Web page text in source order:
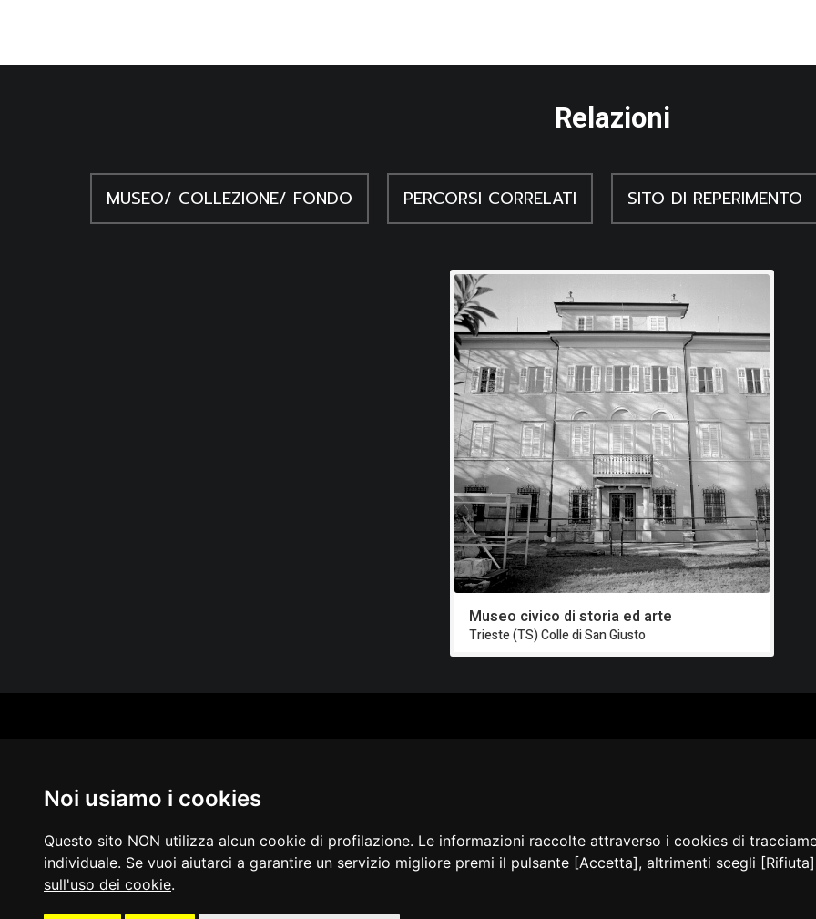
Noi usiamo i cookies
Questo sito NON utilizza alcun cookie di profilazione. Le informazioni raccolte attraverso i cookies di
individuale. Se vuoi aiutarci a garantire un servizio migliore premi il pulsante [Accetta], altrimenti scegli
sull'uso dei cookie.
Relazioni
MUSEO/ COLLEZIONE/ FONDO PERCORSI CORRELATI SITO DI REPERIMENTO
Museo civico di storia ed arte
Trieste (TS) Colle di San Giusto
PUBBLICAZIONI
Convegni, seminari, eventi
AMMER
Accessibilità